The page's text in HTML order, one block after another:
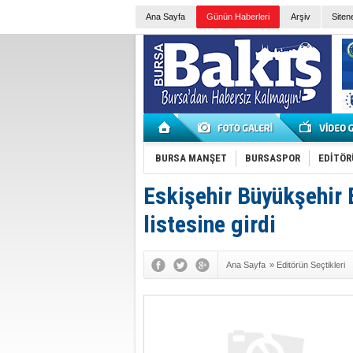
Ana Sayfa Günün Haberleri Arşiv
BURSA MANŞET BURSASPOR
Eskişehir Büyükşehir
listesine girdi
Ana Sayfa » Editörün Seçtikleri